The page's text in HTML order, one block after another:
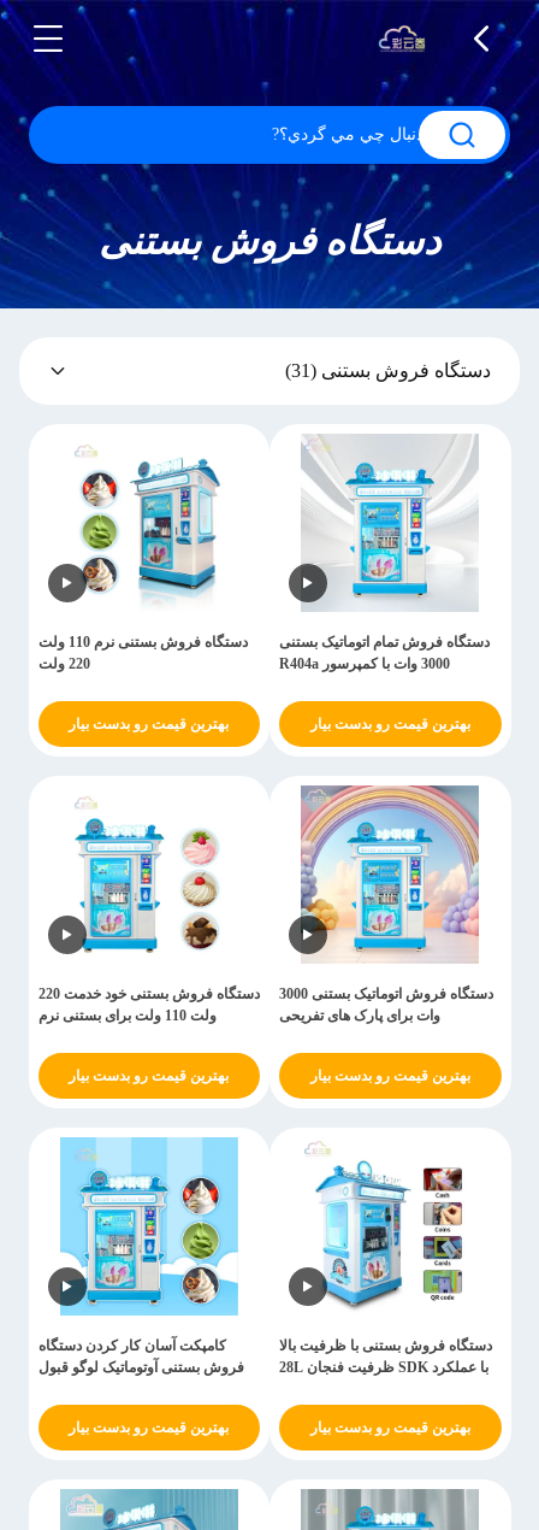
دستگاه فروش بستنی
دستگاه فروش بستنی (31)
دستگاه فروش تمام اتوماتیک بستنی
3000 وات با کمپرسور R404a
بهترین قیمت رو بدست بیار
دستگاه فروش بستنی نرم 110 ولت
220 ولت
بهترین قیمت رو بدست بیار
دستگاه فروش اتوماتیک بستنی 3000
وات برای پارک های تفریحی
بهترین قیمت رو بدست بیار
دستگاه فروش بستنی خود خدمت 220
ولت 110 ولت برای بستنی نرم
بهترین قیمت رو بدست بیار
دستگاه فروش بستنی با ظرفیت بالا
با عملکرد SDK ظرفیت فنجان 28L
بهترین قیمت رو بدست بیار
کامپکت آسان کار کردن دستگاه
فروش بستنی آوتوماتیک لوگو قبول
بهترین قیمت رو بدست بیار